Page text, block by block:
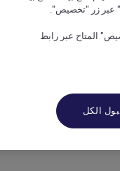
عبر زر "تخصيص".
المتاح عبر رابط
الكل